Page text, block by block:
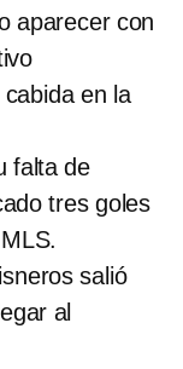
aparecer con
en la
falta de
tres goles
salió
al